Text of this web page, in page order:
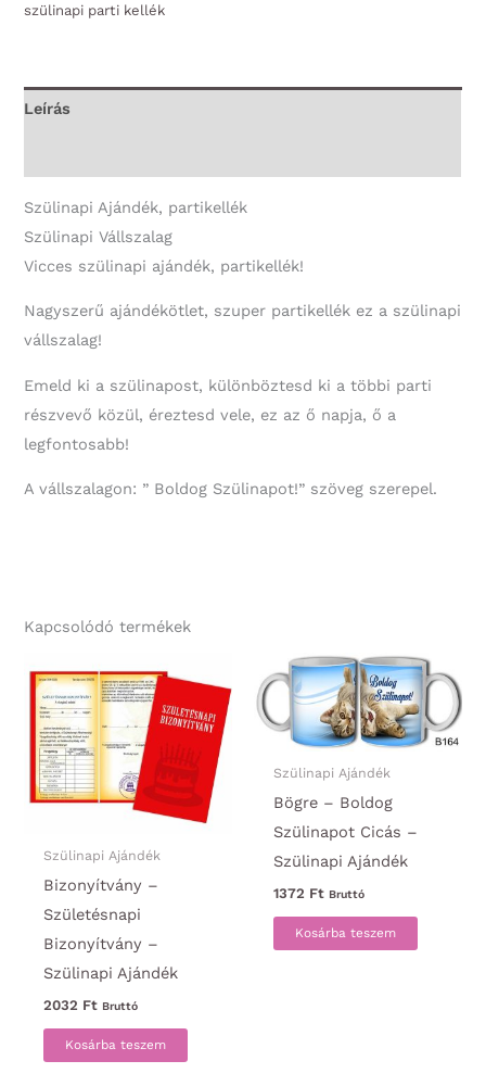
Szülinapot!
Ajándék
szülinapi parti kellék
Leírás
Szülinapi Ajándék, partikellék
Szülinapi Vállszalag
Vicces szülinapi ajándék, partikellék!
Nagyszerű ajándékötlet, szuper partikellék ez a szülinapi
vállszalag!
Emeld ki a szülinapost, különböztesd ki a többi parti
részvevő közül, éreztesd vele, ez az ő napja, ő a
legfontosabb!
A vállszalagon: ” Boldog Szülinapot!” szöveg szerepel.
Kapcsolódó termékek
Szülinapi Ajándék
Bizonyítvány –
Születésnapi
Bizonyítvány –
Szülinapi Ajándék
2032 Ft Bruttó
Kosárba teszem
Szülinapi Ajándék
Bögre – Boldog
Szülinapot Cicás –
Szülinapi Ajándék
1372 Ft Bruttó
Kosárba teszem